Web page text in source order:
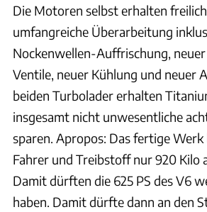
Die Motoren selbst erhalten
umfangreiche Überarbeitung
Nockenwellen-Auffrischung,
Ventile, neuer Kühlung und neuer
beiden Turbolader erhalten
insgesamt nicht unwesentliche
sparen. Apropos: Das fertige
Fahrer und Treibstoff nur 920 Kilo
Damit dürften die 625 PS des V6
haben. Damit dürfte dann an den